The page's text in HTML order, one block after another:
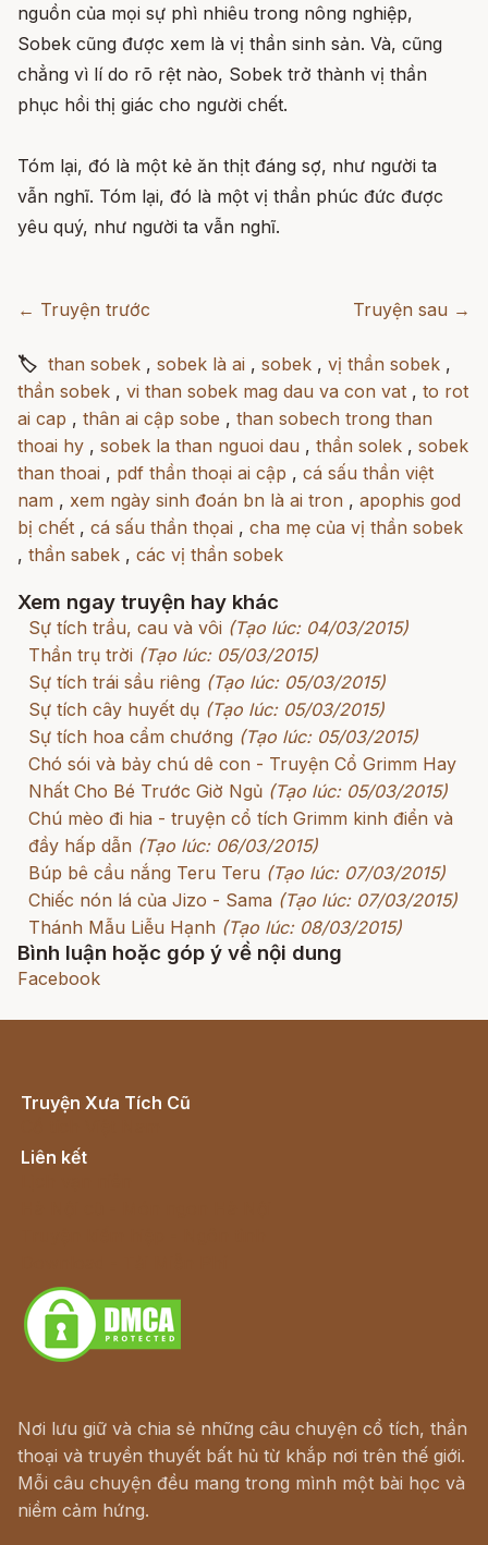
nguồn của mọi sự phì nhiêu trong nông nghiệp,
Sobek cũng được xem là vị thần sinh sản. Và, cũng
chẳng vì lí do rõ rệt nào, Sobek trở thành vị thần
phục hồi thị giác cho người chết.
Tóm lại, đó là một kẻ ăn thịt đáng sợ, như người ta
vẫn nghĩ. Tóm lại, đó là một vị thần phúc đức được
yêu quý, như người ta vẫn nghĩ.
← Truyện trước Truyện sau →
🏷 than sobek , sobek là ai , sobek , vị thần sobek ,
thần sobek , vi than sobek mag dau va con vat , to rot
ai cap , thân ai cập sobe , than sobech trong than
thoai hy , sobek la than nguoi dau , thần solek , sobek
than thoai , pdf thần thoại ai cập , cá sấu thần việt
nam , xem ngày sinh đoán bn là ai tron , apophis god
bị chết , cá sấu thần thọai , cha mẹ của vị thần sobek
, thần sabek , các vị thần sobek
Xem ngay truyện hay khác
Sự tích trầu, cau và vôi (Tạo lúc: 04/03/2015)
Thần trụ trời (Tạo lúc: 05/03/2015)
Sự tích trái sầu riêng (Tạo lúc: 05/03/2015)
Sự tích cây huyết dụ (Tạo lúc: 05/03/2015)
Sự tích hoa cẩm chướng (Tạo lúc: 05/03/2015)
Chó sói và bảy chú dê con - Truyện Cổ Grimm Hay
Nhất Cho Bé Trước Giờ Ngủ (Tạo lúc: 05/03/2015)
Chú mèo đi hia - truyện cổ tích Grimm kinh điển và
đầy hấp dẫn (Tạo lúc: 06/03/2015)
Búp bê cầu nắng Teru Teru (Tạo lúc: 07/03/2015)
Chiếc nón lá của Jizo - Sama (Tạo lúc: 07/03/2015)
Thánh Mẫu Liễu Hạnh (Tạo lúc: 08/03/2015)
Bình luận hoặc góp ý về nội dung
Facebook
Truyện Xưa Tích Cũ
Liên kết
Nơi lưu giữ và chia sẻ những câu chuyện cổ tích, thần
thoại và truyền thuyết bất hủ từ khắp nơi trên thế giới.
Mỗi câu chuyện đều mang trong mình một bài học và
niềm cảm hứng.